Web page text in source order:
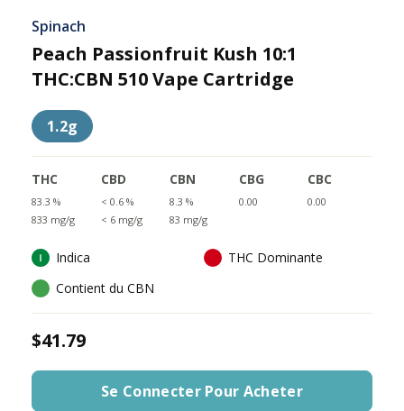
Spinach
Peach Passionfruit Kush 10:1
THC:CBN 510 Vape Cartridge
1.2g
THC
83.3 %
833 mg/g
CBD
< 0.6 %
< 6 mg/g
CBN
8.3 %
83 mg/g
CBG
0.00
CBC
0.00
Indica
THC Dominante
Contient du CBN
$41.79
Se Connecter Pour Acheter